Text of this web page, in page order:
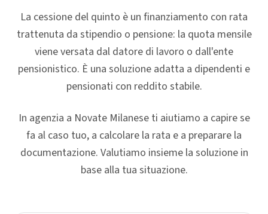
La cessione del quinto è un finanziamento con rata
trattenuta da stipendio o pensione: la quota mensile
viene versata dal datore di lavoro o dall'ente
pensionistico. È una soluzione adatta a dipendenti e
pensionati con reddito stabile.
In agenzia a Novate Milanese ti aiutiamo a capire se
fa al caso tuo, a calcolare la rata e a preparare la
documentazione. Valutiamo insieme la soluzione in
base alla tua situazione.